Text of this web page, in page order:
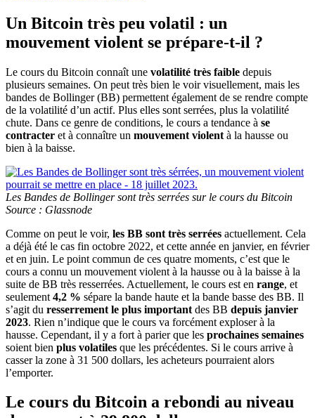
Un Bitcoin très peu volatil : un
mouvement violent se prépare-t-il ?
Le cours du Bitcoin connaît une volatilité très faible depuis
plusieurs semaines. On peut très bien le voir visuellement, mais les
bandes de Bollinger (BB) permettent également de se rendre compte
de la volatilité d’un actif. Plus elles sont serrées, plus la volatilité
chute. Dans ce genre de conditions, le cours a tendance à se
contracter et à connaître un mouvement violent à la hausse ou
bien à la baisse.
Les Bandes de Bollinger sont très serrées sur le cours du Bitcoin
Source : Glassnode
Comme on peut le voir, les BB sont très serrées actuellement. Cela
a déjà été le cas fin octobre 2022, et cette année en janvier, en février
et en juin. Le point commun de ces quatre moments, c’est que le
cours a connu un mouvement violent à la hausse ou à la baisse à la
suite de BB très resserrées. Actuellement, le cours est en range, et
seulement 4,2 % sépare la bande haute et la bande basse des BB. Il
s’agit du resserrement le plus important des BB depuis janvier
2023. Rien n’indique que le cours va forcément exploser à la
hausse. Cependant, il y a fort à parier que les prochaines semaines
soient bien plus volatiles que les précédentes. Si le cours arrive à
casser la zone à 31 500 dollars, les acheteurs pourraient alors
l’emporter.
Le cours du Bitcoin a rebondi au niveau